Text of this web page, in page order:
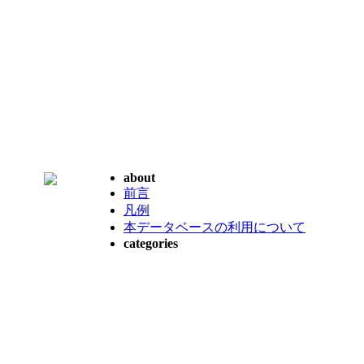
about
前言
凡例
本データベースの利用について
categories